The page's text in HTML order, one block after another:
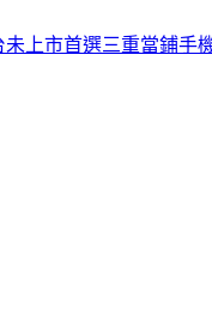
未上市首選三重當鋪手